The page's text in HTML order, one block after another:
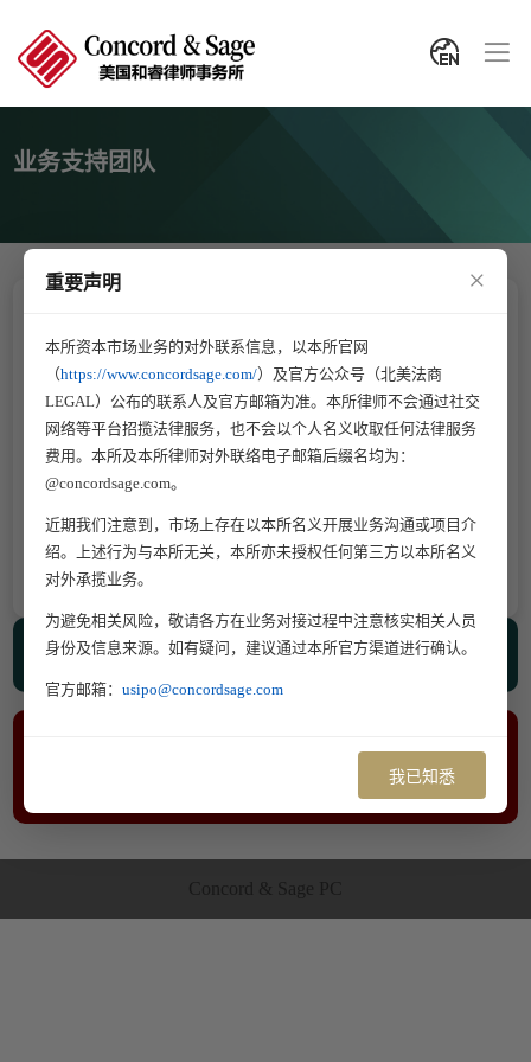
重要声明 ×
本所资本市场业务的对外联系信息，以本所官网
（https://www.concordsage.com/）及官方公众号（北美法商
LEGAL）公布的联系人及官方邮箱为准。本所律师不会通过社交
网络等平台招揽法律服务，也不会以个人名义收取任何法律服务
费用。本所及本所律师对外联络电子邮箱后缀名均为：
@concordsage.com。
近期我们注意到，市场上存在以本所名义开展业务沟通或项目介
绍。上述行为与本所无关，本所亦未授权任何第三方以本所名义
对外承揽业务。
为避免相关风险，敬请各方在业务对接过程中注意核实相关人员
身份及信息来源。如有疑问，建议通过本所官方渠道进行确认。
官方邮箱： usipo@concordsage.com
我已知悉
业务支持团队
助人员对我们律所的高效运营功不可没。他们在背后
默默付出，确保每一个环节都井然有序，无论是案件
的细节处理、日常的行政支持、财务的精准管理，还
是市场的拓展与维护。他们的专业能力和对工作的热
情，使得律所能够持续为客户提供优质的服务。在每
一个成功案例背后，都有他们不懈的努力和卓越的贡
献。我们深知，没有他们的辛勤工作，律所的每一次
成功都不可能实现。
相关人员 查看更多>>
Concord & Sage PC